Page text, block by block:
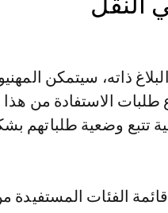
طلبات الاستفادة من
تتبع وضعية طلباتهم
الفئات المستفيدة